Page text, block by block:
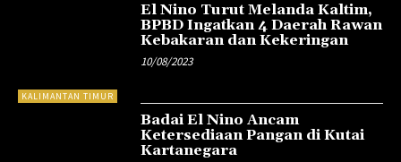
KALIMANTAN TIMUR
El Nino Turut Melanda Kaltim,
BPBD Ingatkan 4 Daerah Rawan
Kebakaran dan Kekeringan
10/08/2023
Badai El Nino Ancam
Ketersediaan Pangan di Kutai
Kartanegara